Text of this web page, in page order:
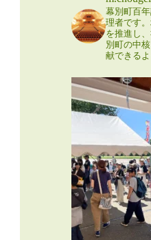
幕別町百
理者です
を推進し
別町の中
献できるよ